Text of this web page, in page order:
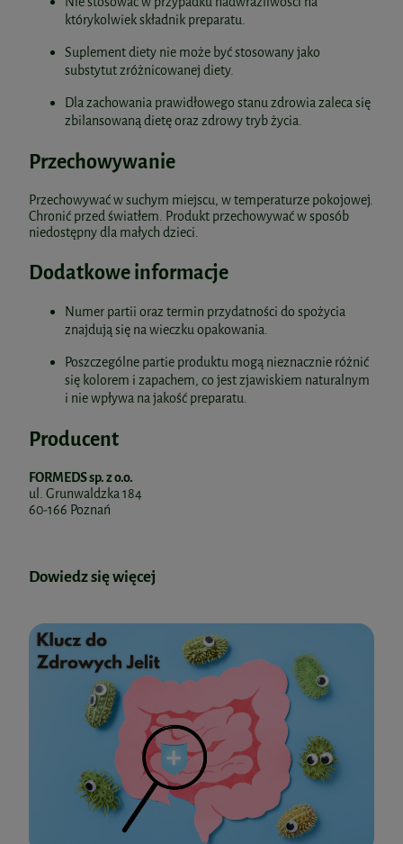
którykolwiek składnik preparatu.
Suplement diety nie może być stosowany jako
substytut zróżnicowanej diety.
Dla zachowania prawidłowego stanu zdrowia zaleca się
zbilansowaną dietę oraz zdrowy tryb życia.
Przechowywanie
Przechowywać w suchym miejscu, w temperaturze pokojowej.
Chronić przed światłem. Produkt przechowywać w sposób
niedostępny dla małych dzieci.
Dodatkowe informacje
Numer partii oraz termin przydatności do spożycia
znajdują się na wieczku opakowania.
Poszczególne partie produktu mogą nieznacznie różnić
się kolorem i zapachem, co jest zjawiskiem naturalnym
i nie wpływa na jakość preparatu.
Producent
FORMEDS sp. z o.o.
ul. Grunwaldzka 184
60-166 Poznań
Dowiedz się więcej